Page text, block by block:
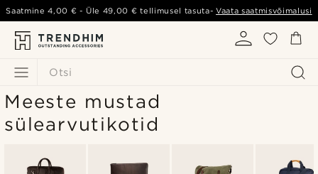
Otsi
Saatmine4,00 € - Üle 49,00 € tellimusel tasuta-Vaata saatmisvõimalusi
Meeste mustad
sülearvutikotid